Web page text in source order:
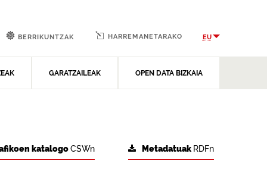
GARATZAILEAK OPEN DATA BIZKAIA
BERRIKUNTZAK HARREMANETARAKO EU
Metadatuak RDFn
katalogoCSWn